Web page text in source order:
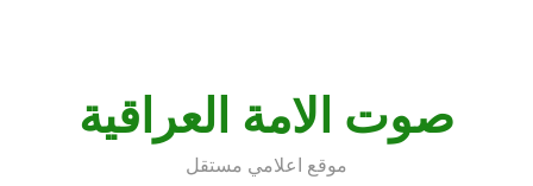
صوت الامة العراقية
موقع اعلامي مستقل